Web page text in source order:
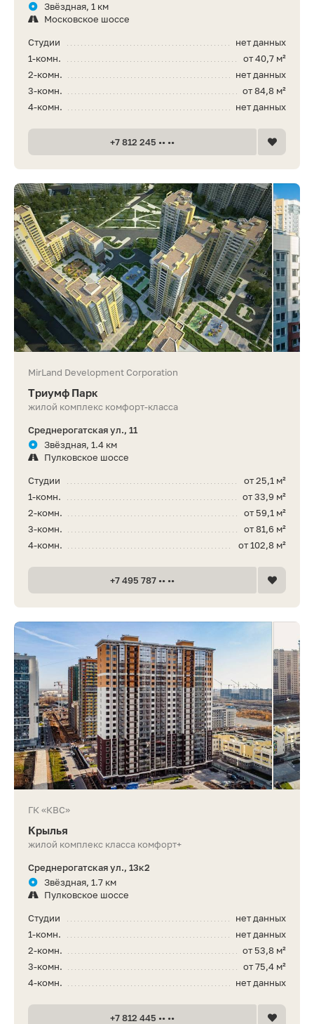
Звёздная, 1 км
Московское шоссе
нет данных
Студии
от 40,7 м²
1-комн.
нет данных
2-комн.
от 84,8 м²
3-комн.
нет данных
4-комн.
+7 812 245 •• ••
MirLand Development Corporation
Триумф Парк
жилой комплекс комфорт-класса
Среднерогатская ул., 11
Звёздная, 1.4 км
Пулковское шоссе
от 25,1 м²
Студии
от 33,9 м²
1-комн.
от 59,1 м²
2-комн.
от 81,6 м²
3-комн.
от 102,8 м²
4-комн.
+7 495 787 •• ••
ГК «КВС»
Крылья
жилой комплекс класса комфорт+
Среднерогатская ул., 13к2
Звёздная, 1.7 км
Пулковское шоссе
нет данных
Студии
нет данных
1-комн.
от 53,8 м²
2-комн.
от 75,4 м²
3-комн.
нет данных
4-комн.
+7 812 445 •• ••